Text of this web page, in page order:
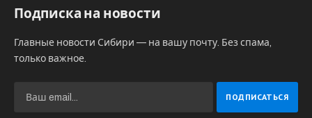
Международного транспортного форума,
комплексе «Новосибирск Экспо».